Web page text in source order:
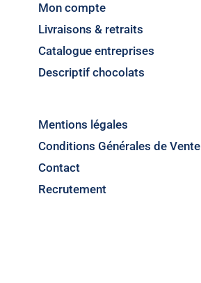
Mon compte
Livraisons & retraits
Catalogue entreprises
Descriptif chocolats
Mentions légales
Conditions Générales de Vente
Contact
Recrutement